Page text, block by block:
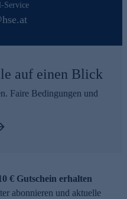
Service
auf einen Blick
Faire Bedingungen und
€ Gutschein erhalten
abonnieren und aktuelle